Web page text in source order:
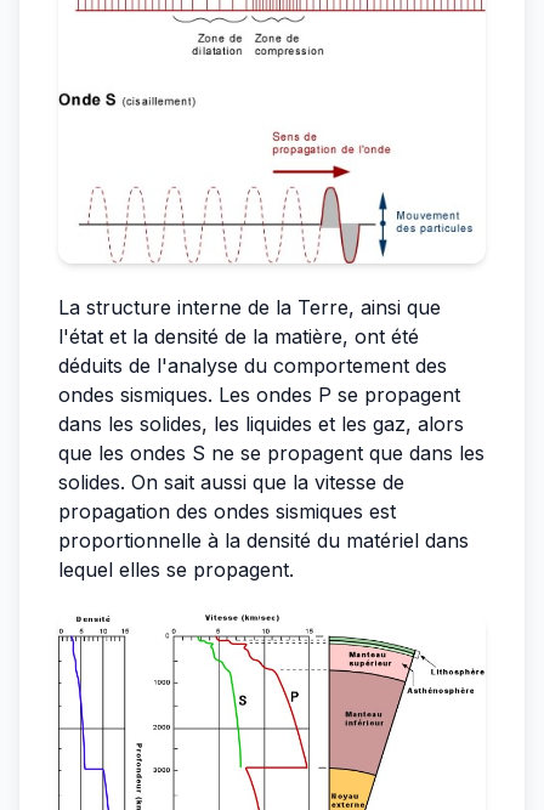
La structure interne de la Terre, ainsi que
l'état et la densité de la matière, ont été
déduits de l'analyse du comportement des
ondes sismiques. Les ondes P se propagent
dans les solides, les liquides et les gaz, alors
que les ondes S ne se propagent que dans les
solides. On sait aussi que la vitesse de
propagation des ondes sismiques est
proportionnelle à la densité du matériel dans
lequel elles se propagent.